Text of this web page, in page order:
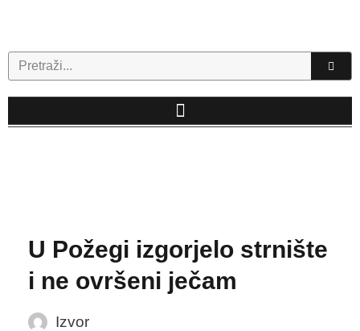
Search
U Požegi izgorjelo strnište
i ne ovršeni ječam
Izvor